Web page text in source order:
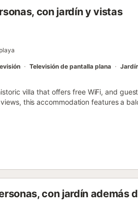
senderismo. Recomendable visitar
La Ruta dels Monestirs es un
con jardín y vistas
Televisión de pantalla plana
villa that offers free WiFi, and
this accommodation features a
con jardín además